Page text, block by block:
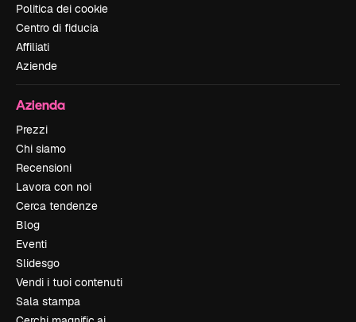
Politica dei cookie
Centro di fiducia
Affiliati
Aziende
Azienda
Prezzi
Chi siamo
Recensioni
Lavora con noi
Cerca tendenze
Blog
Eventi
Slidesgo
Vendi i tuoi contenuti
Sala stampa